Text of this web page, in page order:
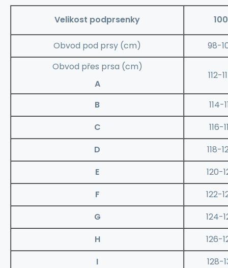
Velikost podprsenky 100
Obvod pod prsy (cm)
98-
Obvod přes prsa (cm)
A
112-
B
114-
C
116-
D
118-
E
120-
F
122-
G
124-
H
126-
I
128-